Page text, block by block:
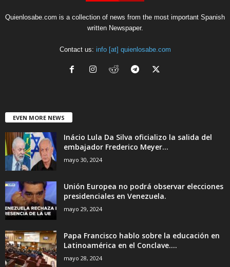
Quienlosabe.com is a collection of news from the most important Spanish
written Newspaper.
Contact us: info [at] quienlosabe.com
EVEN MORE NEWS
Inácio Lula Da Silva oficializo la salida del
embajador Frederico Meyer...
mayo 30, 2024
Unión Europea no podrá observar elecciones
presidenciales en Venezuela.
mayo 29, 2024
Papa Francisco hablo sobre la educación en
Latinoamérica en el Conclave....
mayo 28, 2024